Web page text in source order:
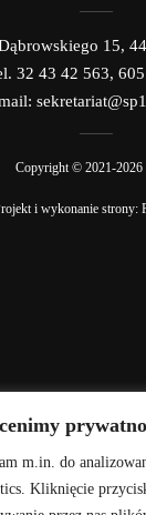
m.in. do
Kliknięcie
15,
32 43 42 563,
Copyright © 2021-2026
i wykonanie strony: